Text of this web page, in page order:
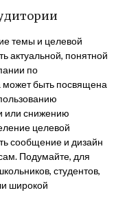
темы и целевой
актуальной, понятной
по
быть посвящена
или снижению
целевой
сообщение и дизайн
Подумайте, для
студентов,
широкой